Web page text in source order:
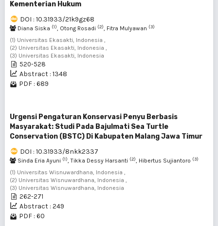
Kementerian Hukum
DOI : 10.31933/21k9gz68
Diana Siska (1), Otong Rosadi (2), Fitra Mulyawan (3)
(1) Universitas Ekasakti, Indonesia ,
(2) Universitas Ekasakti, Indonesia ,
(3) Universitas Ekasakti, Indonesia
520-528
Abstract : 1348
PDF : 689
Urgensi Pengaturan Konservasi Penyu Berbasis
Masyarakat: Studi Pada Bajulmati Sea Turtle
Conservation (BSTC) Di Kabupaten Malang Jawa Timur
DOI : 10.31933/8nkk2337
Sinda Eria Ayuni (1), Tikka Dessy Harsanti (2), Hibertus Sujiantoro (3)
(1) Universitas Wisnuwardhana, Indonesia ,
(2) Universitas Wisnuwardhana, Indonesia ,
(3) Universitas Wisnuwardhana, Indonesia
262-271
Abstract : 249
PDF : 60